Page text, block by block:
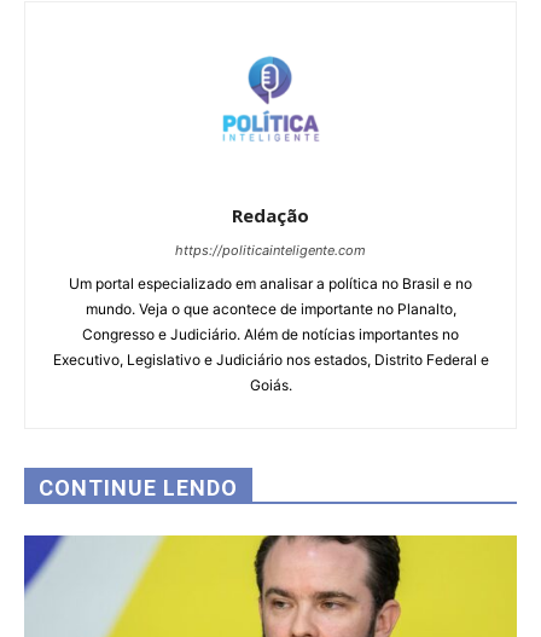
Redação
https://politicainteligente.com
Um portal especializado em analisar a política no Brasil e no
mundo. Veja o que acontece de importante no Planalto,
Congresso e Judiciário. Além de notícias importantes no
Executivo, Legislativo e Judiciário nos estados, Distrito Federal e
Goiás.
CONTINUE LENDO